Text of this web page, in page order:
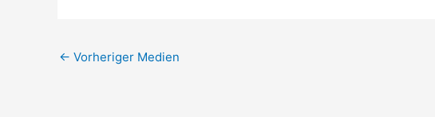
← Vorheriger Medien